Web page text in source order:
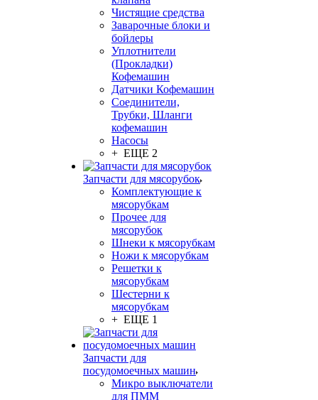
Чистящие средства
Заварочные блоки и
бойлеры
Уплотнители
(Прокладки)
Кофемашин
Датчики Кофемашин
Соединители,
Трубки, Шланги
кофемашин
Насосы
+ ЕЩЕ 2
Запчасти для мясорубок
Комплектующие к
мясорубкам
Прочее для
мясорубок
Шнеки к мясорубкам
Ножи к мясорубкам
Решетки к
мясорубкам
Шестерни к
мясорубкам
+ ЕЩЕ 1
Запчасти для
посудомоечных машин
Микро выключатели
для ПММ